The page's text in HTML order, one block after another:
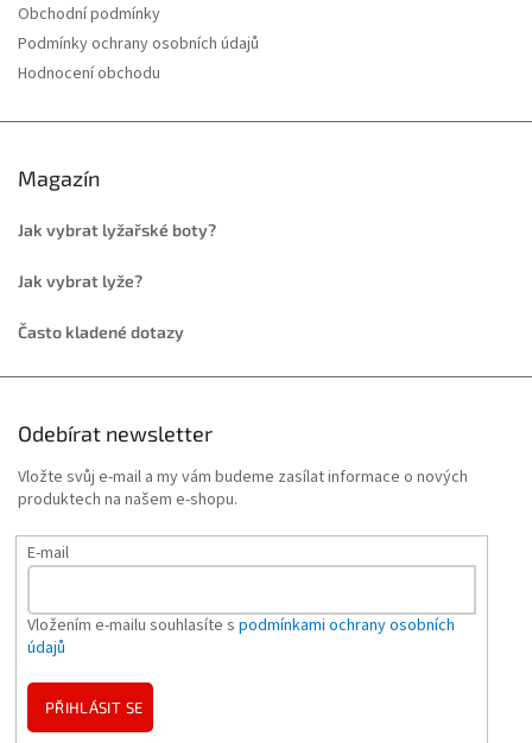
Obchodní podmínky
Podmínky ochrany osobních údajů
Hodnocení obchodu
Magazín
Jak vybrat lyžařské boty?
Jak vybrat lyže?
Často kladené dotazy
Odebírat newsletter
Vložte svůj e-mail a my vám budeme zasílat informace o nových
produktech na našem e-shopu.
E-mail
Vložením e-mailu souhlasíte s podmínkami ochrany osobních
údajů
PŘIHLÁSIT SE